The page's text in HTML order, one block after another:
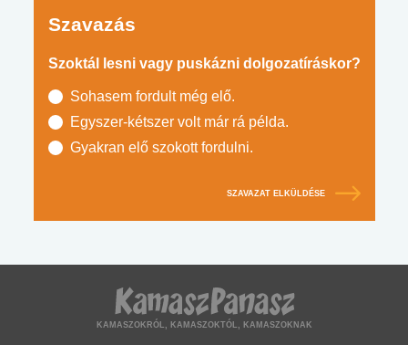
Szavazás
Szoktál lesni vagy puskázni dolgozatíráskor?
Sohasem fordult még elő.
Egyszer-kétszer volt már rá példa.
Gyakran elő szokott fordulni.
SZAVAZAT ELKÜLDÉSE
KAMASZOKRÓL, KAMASZOKTÓL, KAMASZOKNAK